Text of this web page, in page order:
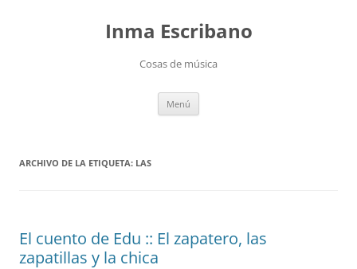
Inma Escribano
Cosas de música
Menú
ARCHIVO DE LA ETIQUETA: LAS
El cuento de Edu :: El zapatero, las
zapatillas y la chica